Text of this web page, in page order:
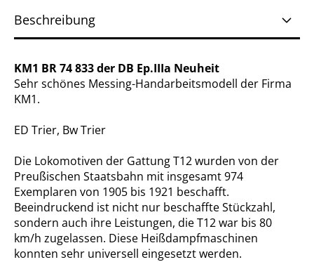
Beschreibung
KM1 BR 74 833 der DB Ep.IIIa Neuheit
Sehr schönes Messing-Handarbeitsmodell der Firma
KM1.
ED Trier, Bw Trier
Die Lokomotiven der Gattung T12 wurden von der
Preußischen Staatsbahn mit insgesamt 974
Exemplaren von 1905 bis 1921 beschafft.
Beeindruckend ist nicht nur beschaffte Stückzahl,
sondern auch ihre Leistungen, die T12 war bis 80
km/h zugelassen. Diese Heißdampfmaschinen
konnten sehr universell eingesetzt werden.